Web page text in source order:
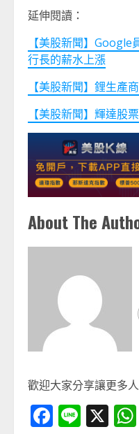
延伸閱讀：
【美股新聞】
行長的薪水上漲
【美股新聞】鋰生產
【美股新聞】輝達股
About The
歡迎大家分享讓更多
Line
X